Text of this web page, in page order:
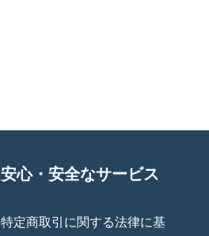
安心・安全なサービス
特定商取引に関する法律に基